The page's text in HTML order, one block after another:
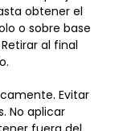
obtener el
o sobre base
al final
Evitar
No aplicar